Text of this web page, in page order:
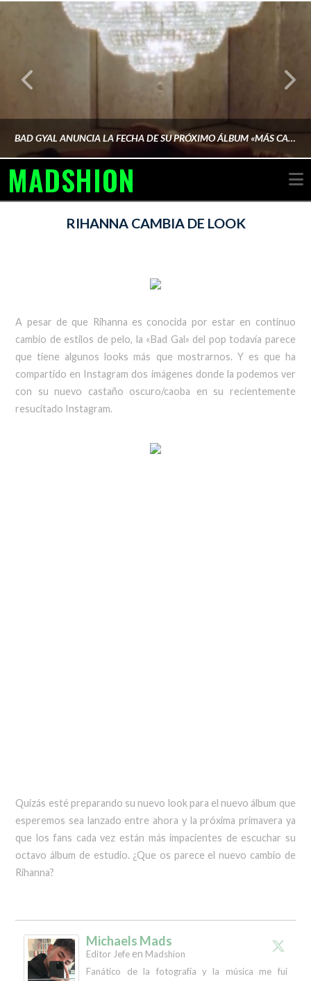
BAD GYAL ANUNCIA LA FECHA DE SU PRÓXIMO ÁLBUM «MÁS CARA»
MADSHION
RIHANNA CAMBIA DE LOOK
A pesar de que Rihanna es conocida por estar en continuo
cambio de estilos de pelo, la «Bad Gal» del pop todavía parece
que tiene algunos looks más que mostrarnos. Y es que ha
compartido en Instagram dos imágenes donde la podemos ver
con su nuevo castaño oscuro/caoba en su recientemente
resucitado Instagram.
Quizás esté preparando su nuevo look para el nuevo álbum que
esperemos sea lanzado entre ahora y la próxima primavera ya
que los fans cada vez están más impacientes de escuchar su
octavo álbum de estudio. ¿Que os parece el nuevo cambio de
Rihanna?
Michaels Mads
Editor Jefe en Madshion
Fanático de la fotografía y la música me fui